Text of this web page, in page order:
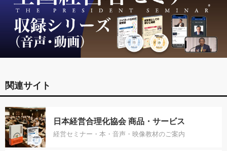
関連サイト
日本経営合理化協会 商品・サービス
経営セミナー・本・音声・映像教材のご案内